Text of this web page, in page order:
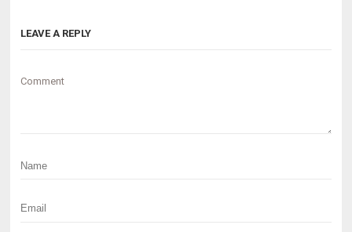
LEAVE A REPLY
Comment